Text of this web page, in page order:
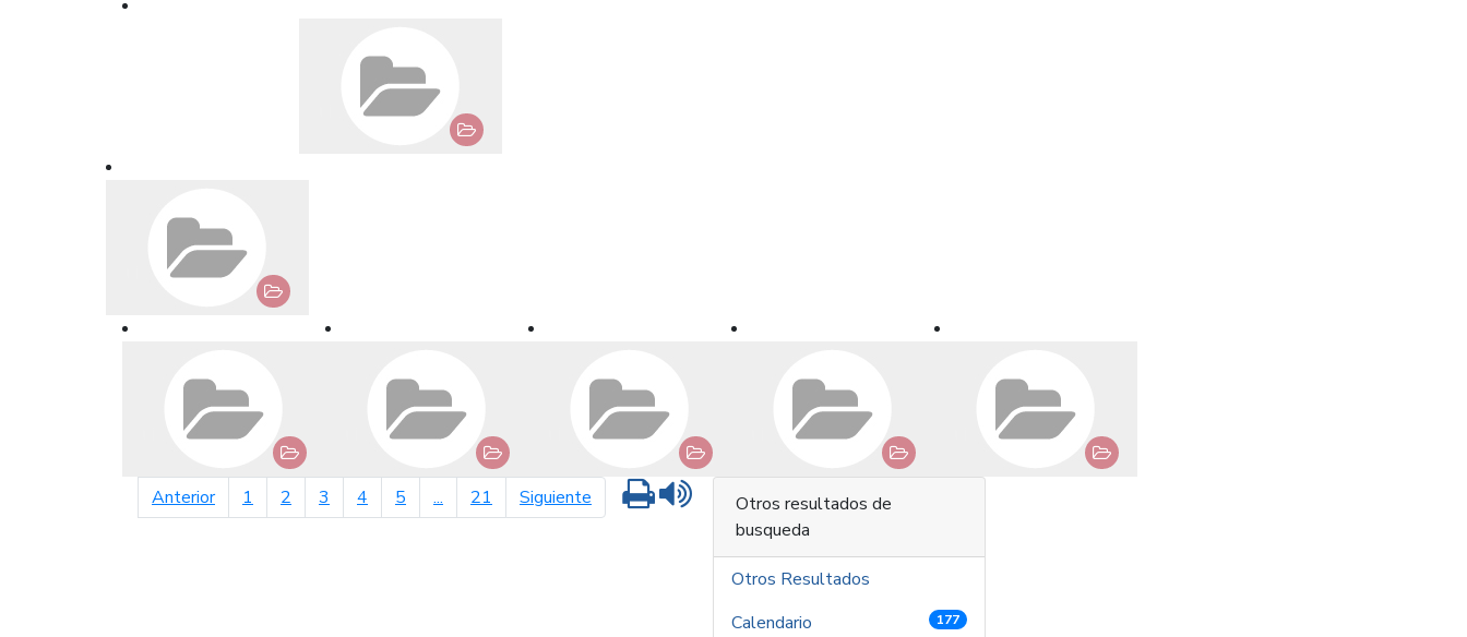
Anteriorpágina anterior
1 2 3 4 5 ... 21 Siguiente página siguiente
Imprimir
Otros resultados de
busqueda
Otros Resultados
Calendario
177